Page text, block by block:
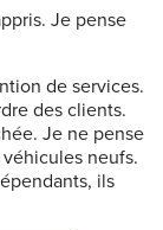
Je pense
de services.
des clients.
Je ne pense
neufs.
ils